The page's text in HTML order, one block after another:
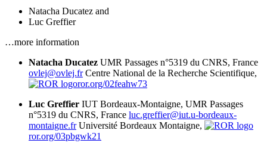
Natacha Ducatez and
Luc Greffier
…more information
Natacha Ducatez UMR Passages n°5319 du CNRS, France
ovlej@ovlej.fr Centre National de la Recherche Scientifique,
ror.org/02feahw73
Luc Greffier IUT Bordeaux-Montaigne, UMR Passages
n°5319 du CNRS, France luc.greffier@iut.u-bordeaux-
montaigne.fr Université Bordeaux Montaigne,
ror.org/03pbgwk21